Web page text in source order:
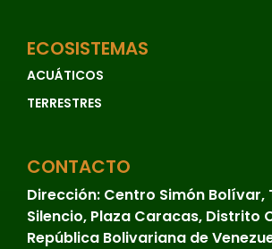
ECOSISTEMAS
ACUÁTICOS
TERRESTRES
CONTACTO
Dirección: Centro Simón Bolívar,
Silencio, Plaza Caracas, Distrito
República Bolivariana de